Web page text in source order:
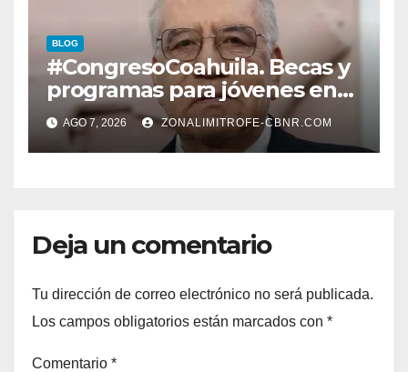
EN CARLOS REAL*
BLOG
#CongresoCoahuila. Becas y
programas para jóvenes en
áreas agropecuarias, plantea
Raúl Onofre
AGO 7, 2026 ZONALIMITROFE-CBNR.COM
Deja un comentario
Tu dirección de correo electrónico no será publicada.
Los campos obligatorios están marcados con *
Comentario *